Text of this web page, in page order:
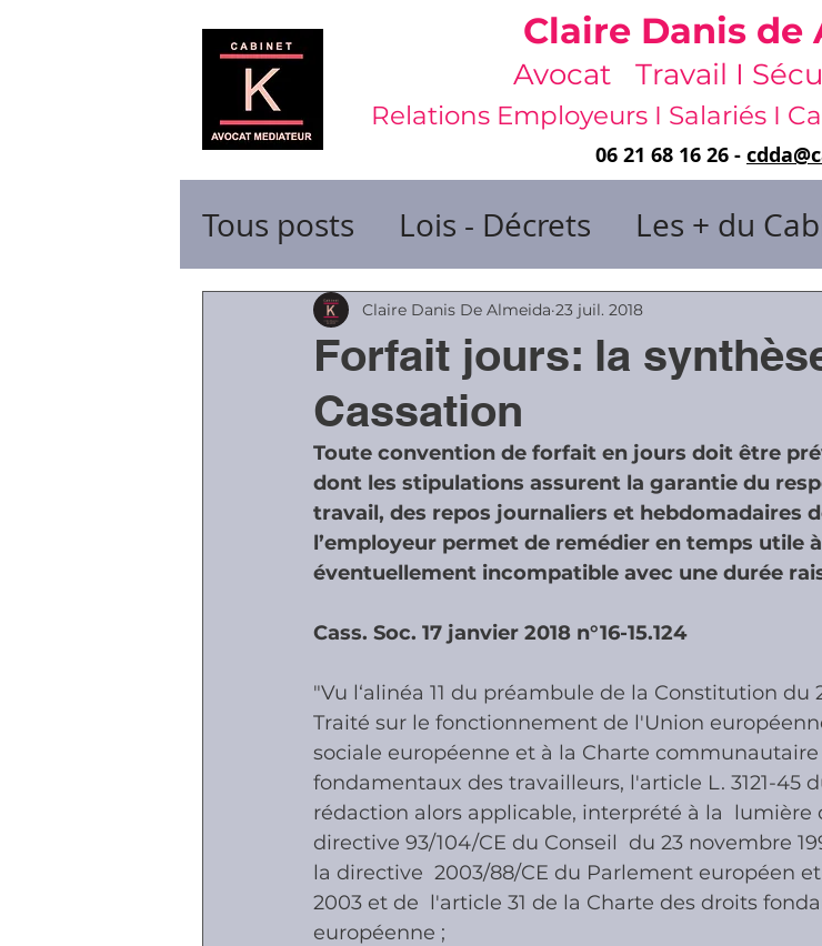
Claire Danis de
Avocat Travail I
Relations Employeurs I Salariés I
06 21 68 16 26 -
Tous posts Lois - Décrets Les + du
Contrats de travail & de dirigeants
Durée du travail & Gestion du temps
Ruptures de contrats Risques
Accidents - Maladies Cotisations
Forfait jours: la
Cassation
Claire Danis De Almeida 23 juil. 2018
Toute convention de forfait en jours doit être
dont les stipulations assurent la garantie du
travail, des repos journaliers et hebdomadaires
l’employeur permet de remédier en temps utile
éventuellement incompatible avec une durée
Cass. Soc. 17 janvier 2018 n°16-15.124
"Vu l‘alinéa 11 du préambule de la Constitution du
Traité sur le fonctionnement de l'Union
sociale européenne et à la Charte
fondamentaux des travailleurs, l'article L. 3121-45
rédaction alors applicable, interprété à la  lumière
directive 93/104/CE du Conseil  du 23 novembre
la directive  2003/88/CE du Parlement européen
2003 et de  l'article 31 de la Charte des droits
européenne ;